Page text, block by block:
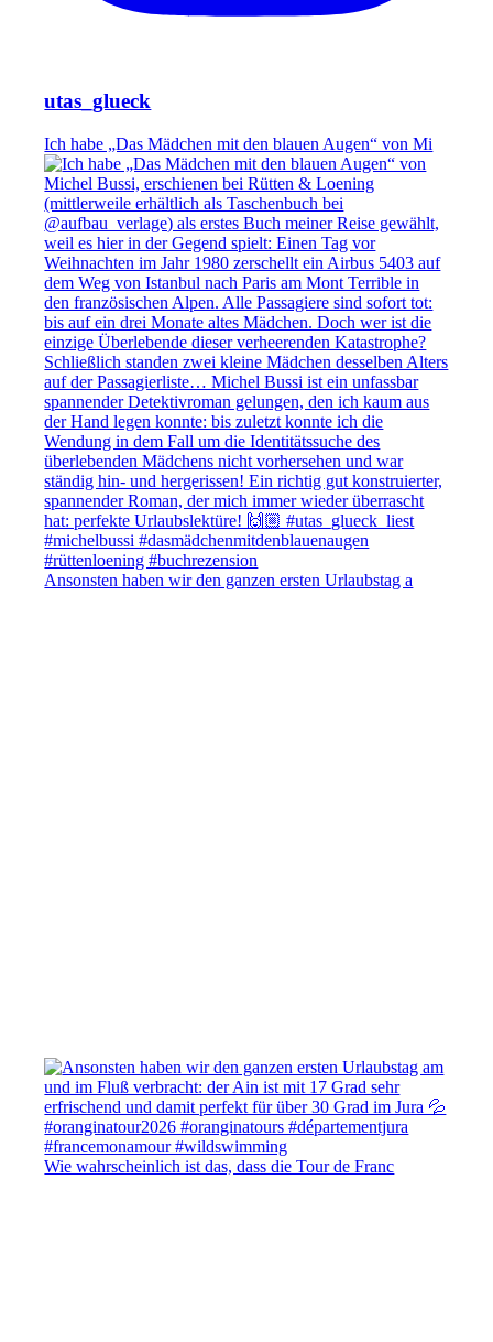
utas_glueck
Ich habe „Das Mädchen mit den blauen Augen“ von Mi
Ansonsten haben wir den ganzen ersten Urlaubstag a
Wie wahrscheinlich ist das, dass die Tour de Franc